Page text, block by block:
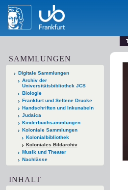
SAMMLUNGEN
Digitale Sammlungen
Archiv der
Universitätsbibliothek JCS
Biologie
Frankfurt und Seltene Drucke
Handschriften und Inkunabeln
Judaica
Kinderbuchsammlungen
Koloniale Sammlungen
Kolonialbibliothek
Koloniales Bildarchiv
Musik und Theater
Nachlässe
INHALT